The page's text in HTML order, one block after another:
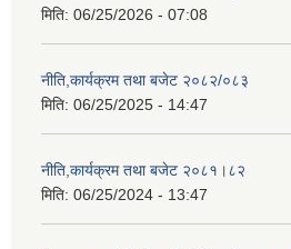
मिति: 06/25/2026 - 07:08
नीति,कार्यक्रम तथा बजेट २०८२/०८३
मिति: 06/25/2025 - 14:47
नीति,कार्यक्रम तथा बजेट २०८१।८२
मिति: 06/25/2024 - 13:47